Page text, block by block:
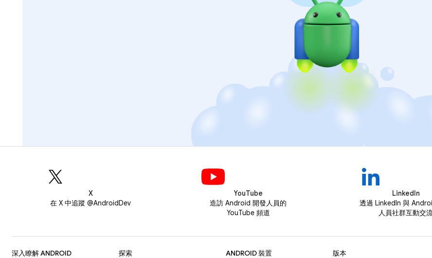
X
在 X 中追蹤 @AndroidDev
YouTube
造訪 Android 開發人員的
YouTube 頻道
LinkedIn
透過 LinkedIn 與
人員社群互動交
深入瞭解 ANDROID
探索
ANDROID 裝置
版本